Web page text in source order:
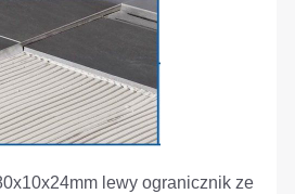
lewy ogranicznik ze